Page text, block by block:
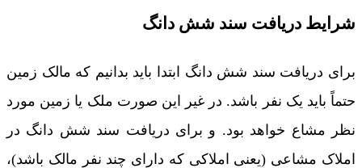
شرایط دریافت سند شش دانگ
برای دریافت سند شش دانگ ابتدا باید بدانیم که مالک زمین
حتماً باید یک نفر باشد. در غیر این صورت ملک یا زمین مورد
نظر مشاع خواهد بود. و برای دریافت سند شش دانگ در
املاک مشاعی (یعنی املاکی که دارای چند نفر مالک باشد)،